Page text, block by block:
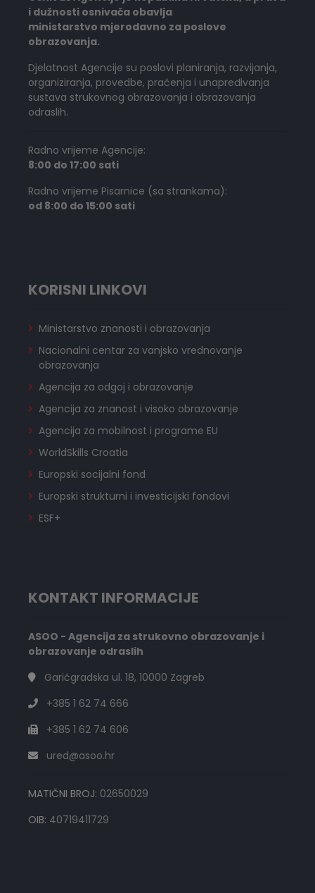
i dužnosti osnivača obavlja
ministarstvo mjerodavno za poslove
obrazovanja.
Djelatnost Agencije su poslovi planiranja, razvijanja,
organiziranja, provedbe, praćenja i unapređivanja
sustava strukovnog obrazovanja i obrazovanja
odraslih.
Radno vrijeme Agencije:
8:00 do 17:00 sati
Radno vrijeme Pisarnice (sa strankama):
od 8:00 do 15:00 sati
KORISNI LINKOVI
Ministarstvo znanosti i obrazovanja
Nacionalni centar za vanjsko vrednovanje
obrazovanja
Agencija za odgoj i obrazovanje
Agencija za znanost i visoko obrazovanje
Agencija za mobilnost i programe EU
WorldSkills Croatia
Europski socijalni fond
Europski strukturni i investicijski fondovi
ESF+
KONTAKT INFORMACIJE
ASOO - Agencija za strukovno obrazovanje i
obrazovanje odraslih
Garićgradska ul. 18, 10000 Zagreb
+385 1 62 74 666
+385 1 62 74 606
ured@asoo.hr
MATIČNI BROJ: 02650029
OIB: 40719411729